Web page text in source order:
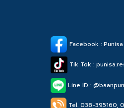
Facebook :
Tik Tok :
Line ID :
Tel. 038-395160,